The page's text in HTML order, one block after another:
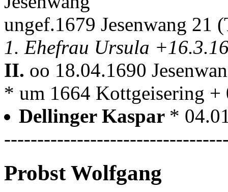
ungef.1679 Jesenwang 21
1. Ehefrau Ursula
II. oo 18.04.1690
* um 1664 Kottgeisering +
Dellinger Kaspar *
Probst Wolfgang